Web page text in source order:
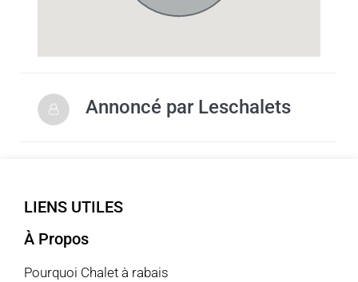
Annoncé par Leschalets
LIENS UTILES
À Propos
Pourquoi Chalet à rabais